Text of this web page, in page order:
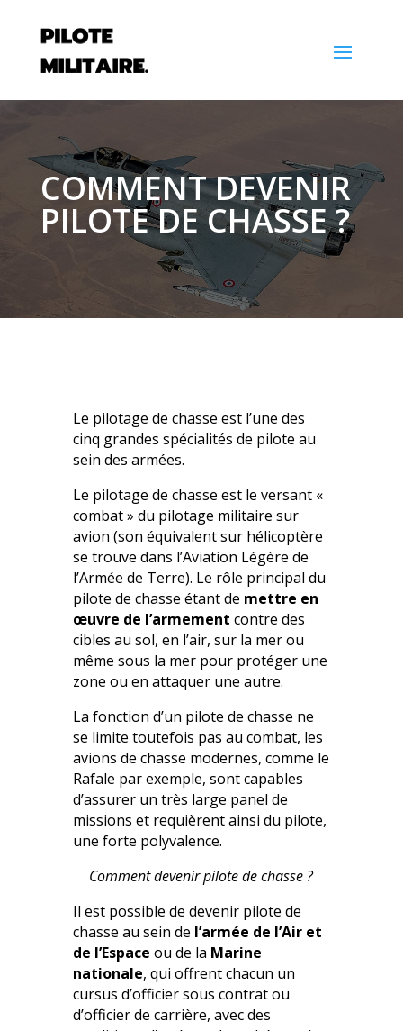
COMMENT DEVENIR
PILOTE DE CHASSE ?
Le pilotage de chasse est l’une des
cinq grandes spécialités de pilote au
sein des armées.
Le pilotage de chasse est le versant «
combat » du pilotage militaire sur
avion (son équivalent sur hélicoptère
se trouve dans l’Aviation Légère de
l’Armée de Terre). Le rôle principal du
pilote de chasse étant de mettre en
œuvre de l’armement contre des
cibles au sol, en l’air, sur la mer ou
même sous la mer pour protéger une
zone ou en attaquer une autre.
La fonction d’un pilote de chasse ne
se limite toutefois pas au combat, les
avions de chasse modernes, comme le
Rafale par exemple, sont capables
d’assurer un très large panel de
missions et requièrent ainsi du pilote,
une forte polyvalence.
Comment devenir pilote de chasse ?
Il est possible de devenir pilote de
chasse au sein de l’armée de l’Air et
de l’Espace ou de la Marine
nationale, qui offrent chacun un
cursus d’officier sous contrat ou
d’officier de carrière, avec des